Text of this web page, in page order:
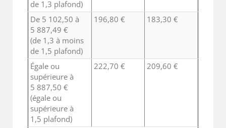
de 1,3 plafond)
De 5 102,50 à
5 887,49 €
(de 1,3 à moins
de 1,5 plafond)
196,80 € 183,30 €
Égale ou
supérieure à
5 887,50 €
(égale ou
supérieure à
1,5 plafond)
222,70 € 209,60 €